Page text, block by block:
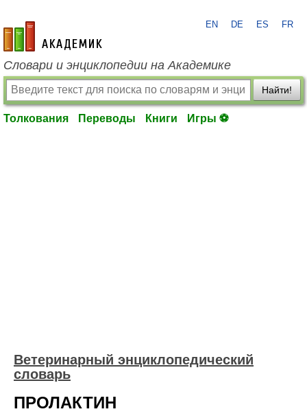
academic.ru
EN DE ES FR
Словари и энциклопедии на Академике
Найти!
Толкования Переводы Книги Игры ⚽
Ветеринарный энциклопедический
словарь
ПРОЛАКТИН